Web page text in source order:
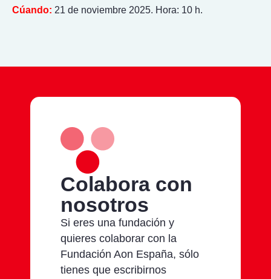
Cúando: 21 de noviembre 2025. Hora: 10 h.
Colabora con
nosotros
Si eres una fundación y
quieres colaborar con la
Fundación Aon España, sólo
tienes que escribirnos